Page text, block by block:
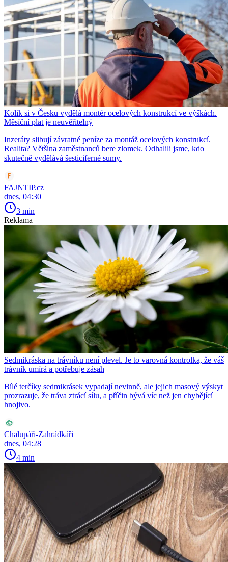
Kolik si v Česku vydělá montér ocelových konstrukcí ve výškách.
Měsíční plat je neuvěřitelný
Inzeráty slibují závratné peníze za montáž ocelových konstrukcí.
Realita? Většina zaměstnanců bere zlomek. Odhalili jsme, kdo
skutečně vydělává šesticiferné sumy.
FAJNTIP.cz
dnes, 04:30
3 min
Reklama
Sedmikráska na trávníku není plevel. Je to varovná kontrolka, že váš
trávník umírá a potřebuje zásah
Bílé terčíky sedmikrásek vypadají nevinně, ale jejich masový výskyt
prozrazuje, že tráva ztrácí sílu, a příčin bývá víc než jen chybějící
hnojivo.
Chalupáři-Zahrádkáři
dnes, 04:28
4 min